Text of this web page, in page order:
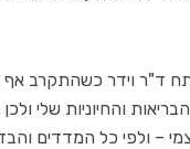
והחיוניות שלי
– ולפי כל המדדים